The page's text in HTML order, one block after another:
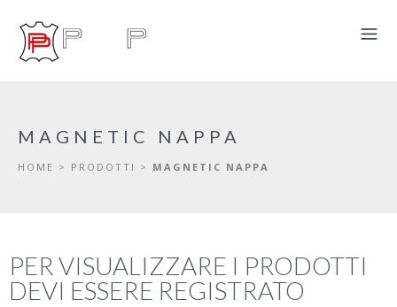
MAGNETIC NAPPA
HOME > PRODOTTI > MAGNETIC NAPPA
PER VISUALIZZARE I PRODOTTI
DEVI ESSERE REGISTRATO